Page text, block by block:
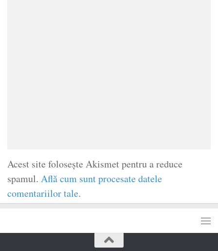
Acest site folosește Akismet pentru a reduce
spamul. Află cum sunt procesate datele
comentariilor tale.